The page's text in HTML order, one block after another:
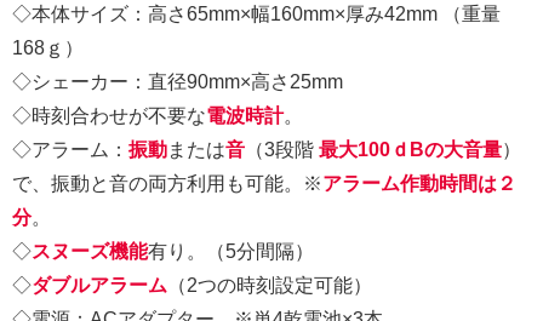
◇本体サイズ：高さ65mm×幅160mm×厚み42mm （重量
168ｇ）
◇シェーカー：直径90mm×高さ25mm
◇時刻合わせが不要な電波時計。
◇アラーム： 振動または音 （3段階 最大100ｄBの大音量）
で、振動と音の両方利用も可能。※アラーム作動時間は２
分。
◇スヌーズ機能有り。（5分間隔）
◇ダブルアラーム （2つの時刻設定可能）